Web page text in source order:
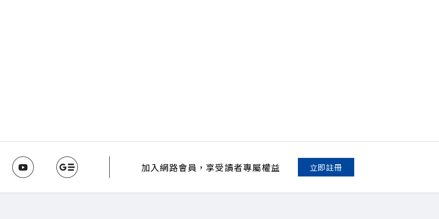
加入網路會員，享受讀者專屬權益 立即註冊